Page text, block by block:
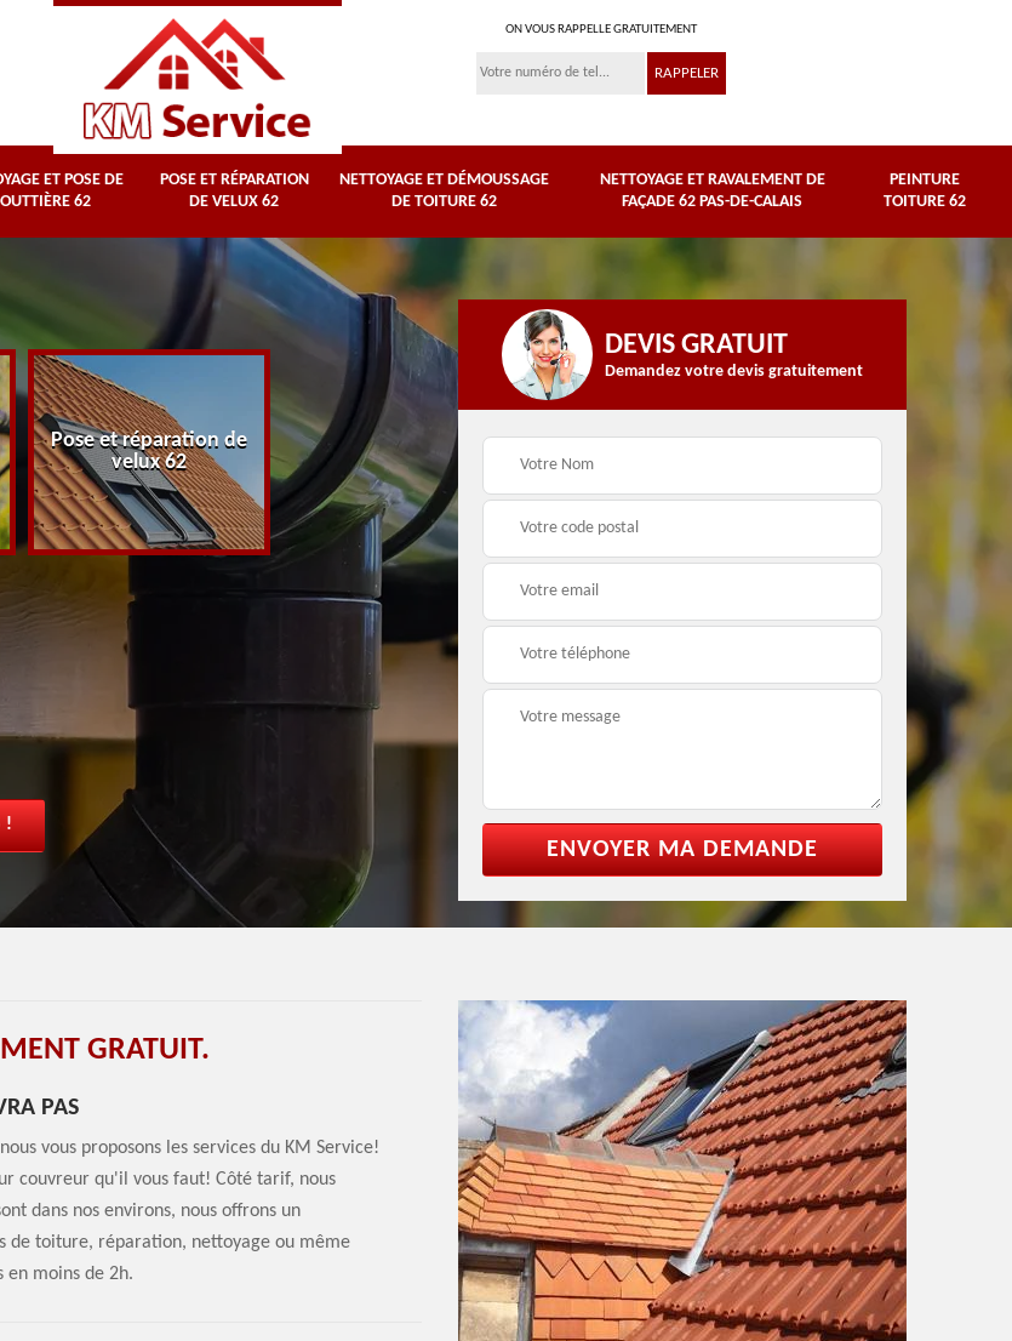
ON VOUS RAPPELLE GRATUITEMENT
ET POSE DE
62
POSE ET RÉPARATION
DE VELUX 62
NETTOYAGE ET DÉMOUSSAGE
DE TOITURE 62
NETTOYAGE ET RAVALEMENT DE
FAÇADE 62 PAS-DE-CALAIS
PEINTURE
TOITURE 62
Pose et réparation de
velux 62
Nettoyage et
démoussage de
toiture 62
62 Pas-de-Calais
!
DEVIS GRATUIT
Demandez votre devis gratuitement
GRATUIT.
PAS
vous proposons les services du KM Service!
couvreur qu'il vous faut! Côté tarif, nous
dans nos environs, nous offrons un
de toiture, réparation, nettoyage ou même
en moins de 2h.